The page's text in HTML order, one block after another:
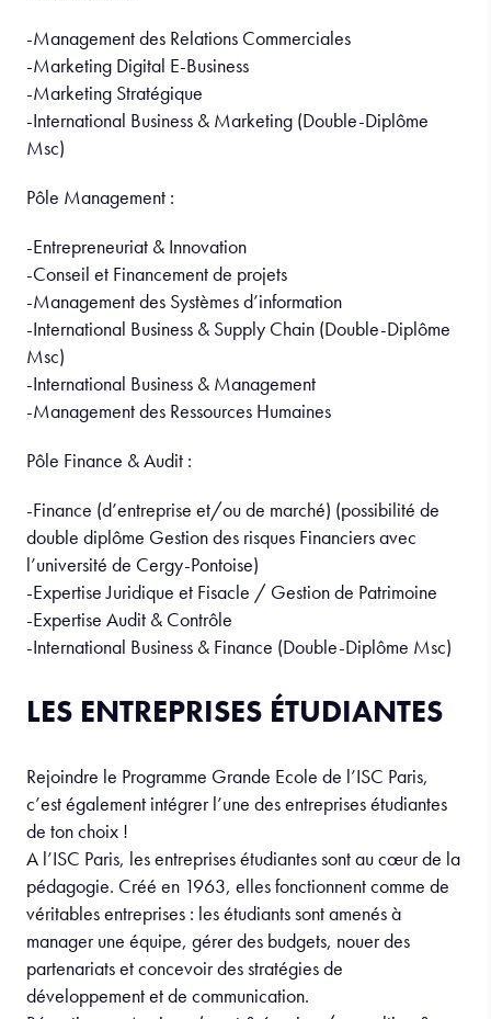
-Management des Relations Commerciales
-Marketing Digital E-Business
-Marketing Stratégique
-International Business & Marketing (Double-Diplôme
Msc)
Pôle Management :
-Entrepreneuriat & Innovation
-Conseil et Financement de projets
-Management des Systèmes d’information
-International Business & Supply Chain (Double-Diplôme
Msc)
-International Business & Management
-Management des Ressources Humaines
Pôle Finance & Audit :
-Finance (d’entreprise et/ou de marché) (possibilité de
double diplôme Gestion des risques Financiers avec
l’université de Cergy-Pontoise)
-Expertise Juridique et Fisacle / Gestion de Patrimoine
-Expertise Audit & Contrôle
-International Business & Finance (Double-Diplôme Msc)
LES ENTREPRISES ÉTUDIANTES
Rejoindre le Programme Grande Ecole de l’ISC Paris,
c’est également intégrer l’une des entreprises étudiantes
de ton choix !
A l’ISC Paris, les entreprises étudiantes sont au cœur de la
pédagogie. Créé en 1963, elles fonctionnent comme de
véritables entreprises : les étudiants sont amenés à
manager une équipe, gérer des budgets, nouer des
partenariats et concevoir des stratégies de
développement et de communication.